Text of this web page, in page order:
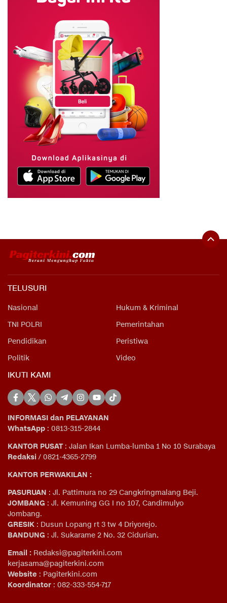
TELUSURI
Nasional
Hukum & Kriminal
TNI POLRI
Pemerintahan
Pendidikan
Peristiwa
Politik
Video
IKUTI KAMI
INFORMASI dan PELAYANAN
WhatsApp : 0813-315-2844
KANTOR PUSAT: Jalan Ikan Lumba-lumba 1 No 10 Surabaya
Redaksi / 0821-4365-2799
KANTOR PERWAKILAN :
PASURUAN : Jl. Pattimura no 29 Cangkringmalang Beji.
JOMBANG : Jl. Kemuning GG I no 107, Candimulyo
Jombang.
GRESIK : Dusun Lopang rt 3 tw 4 Driyorejo.
BANDUNG : Jl. Sukarame 2 No. 32 Cidurian.
Email : Redaksi@pagiterkini.com
kerjasama@pagiterkini.com
Website : Pagiterkini.com
Koordinator : 082-333-554-717